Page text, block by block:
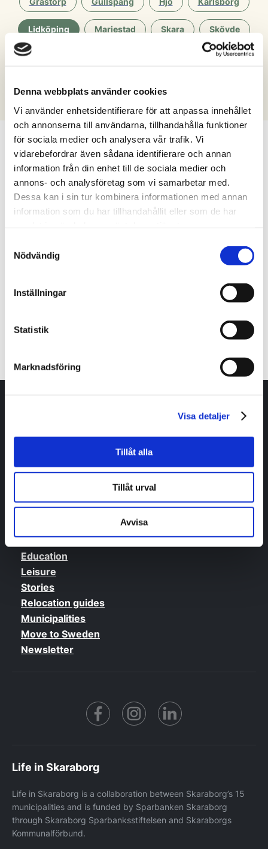
Denna webbplats använder cookies
Vi använder enhetsidentifierare för att anpassa innehållet
och annonserna till användarna, tillhandahålla funktioner
för sociala medier och analysera vår trafik. Vi
vidarebefordrar även sådana identifierare och annan
information från din enhet till de sociala medier och
annons- och analysföretag som vi samarbetar med.
Dessa kan i sin tur kombinera informationen med annan
information som du har tillhandahållit eller som de har
Nödvändig
Inställningar
Statistik
Marknadsföring
Visa detaljer
Tillåt alla
Tillåt urval
Avvisa
Lidköping Mariestad Skara Skövde
Vara
Filter by municipality
Let our relocation
guides help you
Moving to a new place can feel like
guides can answer your questions
Contact us
Life in Skaraborg
Accomondation
Education
Leisure
Stories
Relocation guides
Municipalities
Move to Sweden
Newsletter
Facebook https://
Life in Skaraborg
Life in Skaraborg is a collaboration between Skaraborg’s 15
municipalities and is funded by Sparbanken Skaraborg
through Skaraborg Sparbanksstiftelsen and Skaraborgs
Kommunalförbund.